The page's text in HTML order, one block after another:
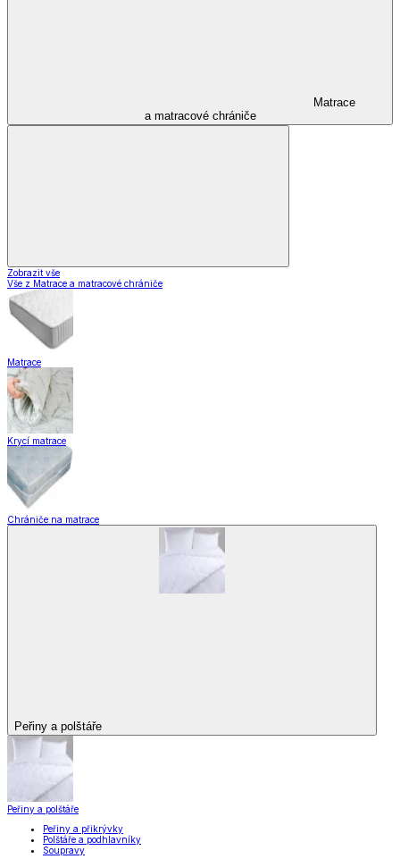
Matrace
a matracové chrániče
Zobrazit vše
Vše z Matrace a matracové chrániče
Matrace
Krycí matrace
Chrániče na matrace
Peřiny a polštáře
Peřiny a polštáře
Peřiny a přikrývky
Polštáře a podhlavníky
Soupravy